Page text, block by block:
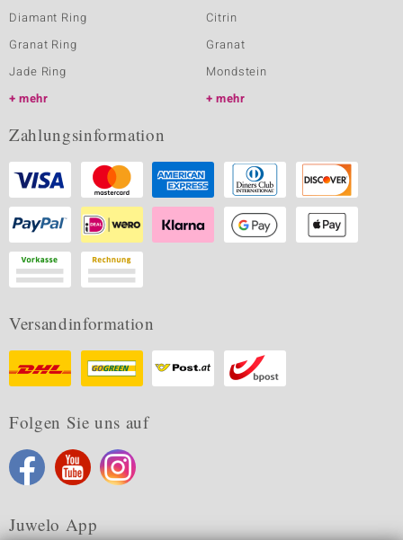
Diamant Ring
Granat Ring
Jade Ring
mehr
Citrin
Granat
Mondstein
mehr
Zahlungsinformation
Versandinformation
Folgen Sie uns auf
Juwelo App